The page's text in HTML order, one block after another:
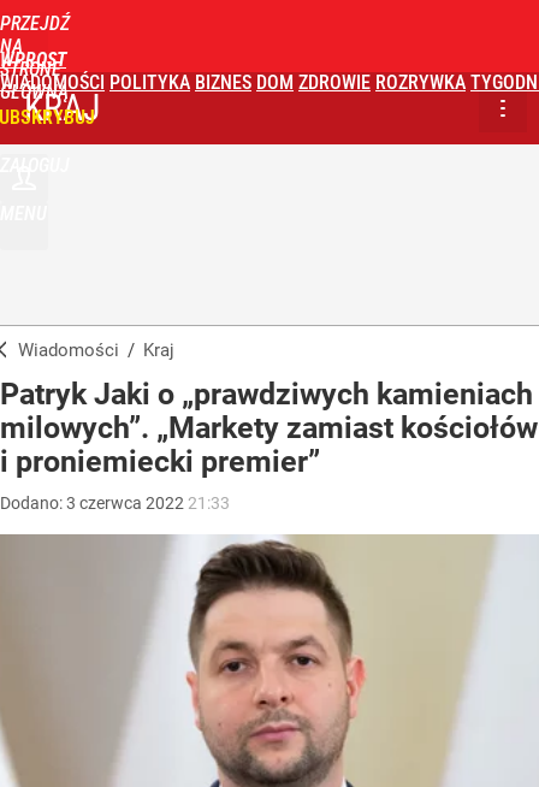
PRZEJDŹ
NA
STRONĘ
GŁÓWNĄ
WPROST
WIADOMOŚCI POLITYKA BIZNES DOM ZDROWIE ROZRYWKA
KRAJ
Wiadomości / Kraj
Patryk Jaki o „prawdziwych kamieniach
milowych”. „Markety zamiast kościołów
i proniemiecki premier”
Dodano:3 czerwca 2022 21:33